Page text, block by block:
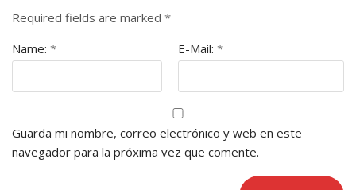
Required fields are marked *
Name: * E-Mail: *
Guarda mi nombre, correo electrónico y web en este
navegador para la próxima vez que comente.